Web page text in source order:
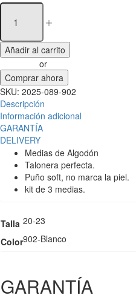
Añadir al carrito
or
Comprar ahora
SKU: 2025-089-902
Descripción
Información adicional
GARANTÍA
DELIVERY
Medias de Algodón
Talonera perfecta.
Puño soft, no marca la piel.
kit de 3 medias.
Talla 20-23
Color902-Blanco
GARANTÍA